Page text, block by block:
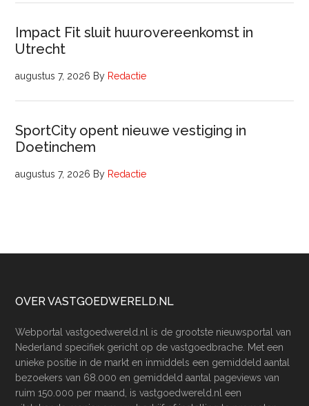
Impact Fit sluit huurovereenkomst in
Utrecht
augustus 7, 2026 By Redactie
SportCity opent nieuwe vestiging in
Doetinchem
augustus 7, 2026 By Redactie
Footer
OVER VASTGOEDWERELD.NL
Webportal vastgoedwereld.nl is de grootste nieuwsportal van
Nederland specifiek gericht op de vastgoedbrache. Met een
unieke positie in de markt en inmiddels een gemiddeld aantal
bezoekers van 68.000 en gemiddeld aantal pageviews van
ruim 150.000 per maand, is vastgoedwereld.nl een